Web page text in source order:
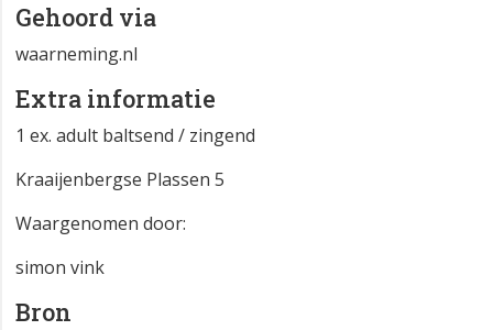
Gehoord via
waarneming.nl
Extra informatie
1 ex. adult baltsend / zingend
Kraaijenbergse Plassen 5
Waargenomen door:
simon vink
Bron